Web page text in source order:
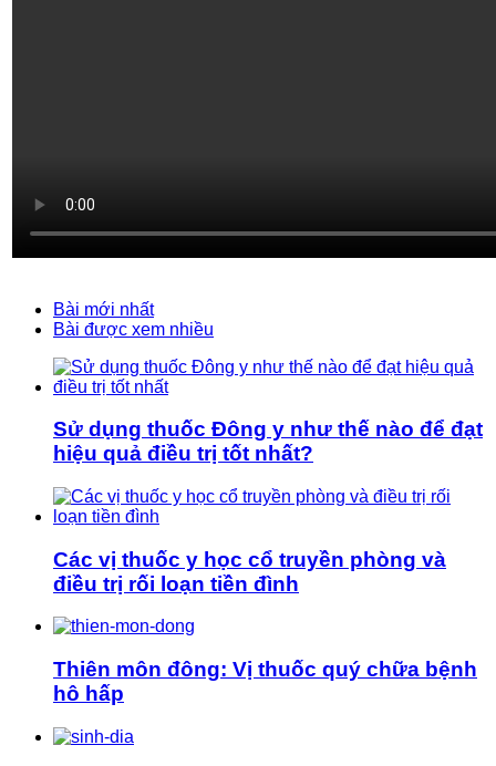
Bài mới nhất
Bài được xem nhiều
Sử dụng thuốc Đông y như thế nào để đạt
hiệu quả điều trị tốt nhất?
Các vị thuốc y học cổ truyền phòng và
điều trị rối loạn tiền đình
Thiên môn đông: Vị thuốc quý chữa bệnh
hô hấp